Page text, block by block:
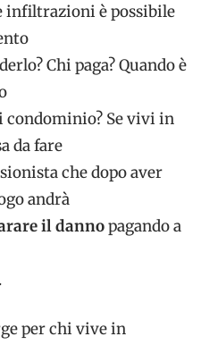
infiltrazioni è possibile
Chi paga? Quando è
condominio? Se vivi in
da fare
che dopo aver
andrà
il dannopagando a
per chi vive in